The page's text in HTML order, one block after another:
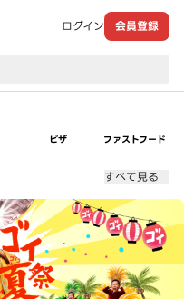
ログイン 会員登録
ピザ ファストフード
すべて見る